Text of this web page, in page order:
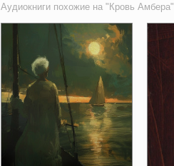
Аудиокниги похожие на "Кровь